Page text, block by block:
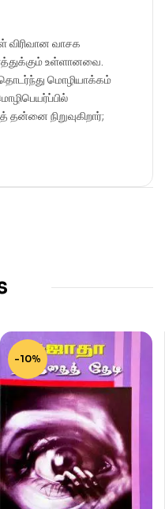
விரிவான வாசக
உள்ளானவை.
மொழியாக்கம்
தன்னை நிறுவுகிறார்;
-10%